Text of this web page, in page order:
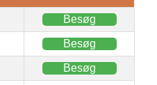
Besøg
Besøg
Besøg